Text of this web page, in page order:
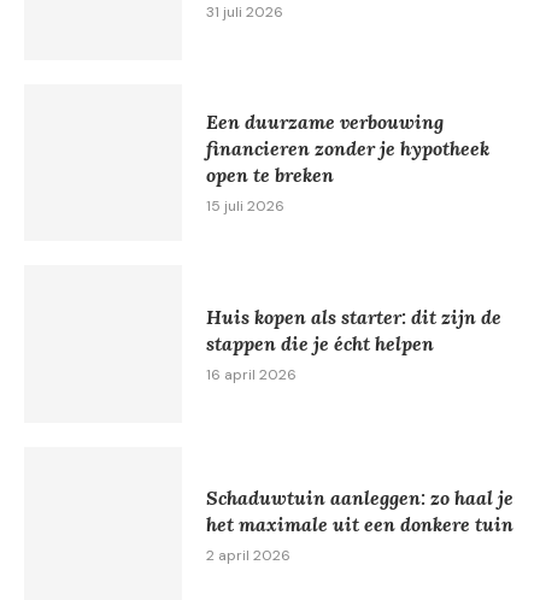
31 juli 2026
Een duurzame verbouwing
financieren zonder je hypotheek
open te breken
15 juli 2026
Huis kopen als starter: dit zijn de
stappen die je écht helpen
16 april 2026
Schaduwtuin aanleggen: zo haal je
het maximale uit een donkere tuin
2 april 2026